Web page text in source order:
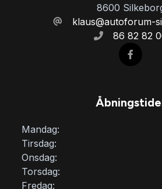
8600
klaus@autoforum-
86 82 82
Mandag:
Tirsdag:
Onsdag:
Torsdag:
Fredag: